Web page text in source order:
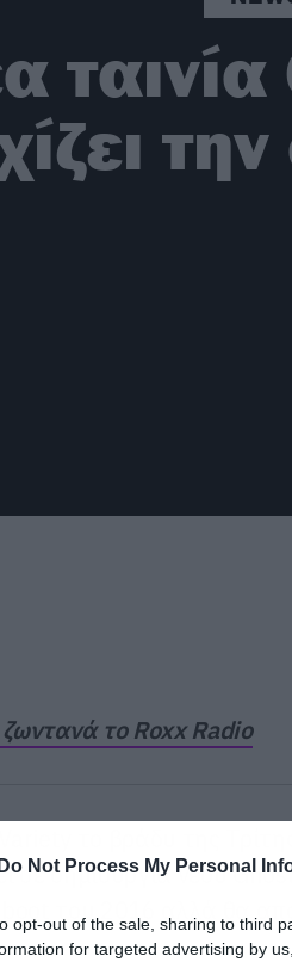
Do Not Process My Personal
opt-out of the sale, sharing to third
for targeted advertising by
το Roxx Radio
το βράδυ της
σε δημιουργία νέου
του 2016 αλλά θα